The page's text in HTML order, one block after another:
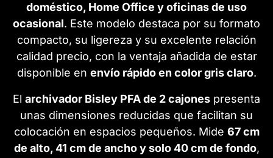
doméstico, Home Office y oficinas de uso
ocasional. Este modelo destaca por su formato
compacto, su ligereza y su excelente relación
calidad precio, con la ventaja añadida de estar
disponible en envío rápido en color gris claro.
El archivador Bisley PFA de 2 cajones presenta
unas dimensiones reducidas que facilitan su
colocación en espacios pequeños. Mide 67 cm
de alto, 41 cm de ancho y solo 40 cm de fondo,